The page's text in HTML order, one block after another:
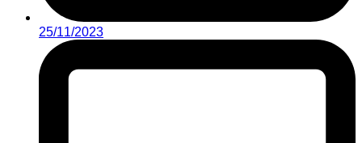
25/11/2023